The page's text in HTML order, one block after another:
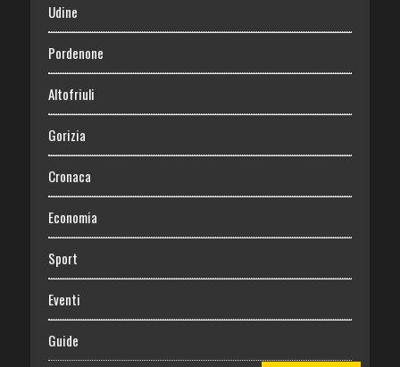
Udine
Pordenone
Altofriuli
Gorizia
Cronaca
Economia
Sport
Eventi
Guide